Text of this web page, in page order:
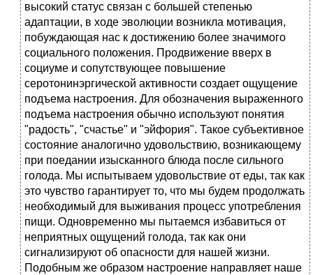
высокий статус связан с большей степенью
адаптации, в ходе эволюции возникла мотивация,
побуждающая нас к достижению более значимого
социального положения. Продвижение вверх в
социуме и сопутствующее повышение
серотонинэргической активности создает ощущение
подъема настроения. Для обозначения выраженного
подъема настроения обычно используют понятия
"радость", "счастье" и "эйфория". Такое субъективное
состояние аналогично удовольствию, возникающему
при поедании изысканного блюда после сильного
голода. Мы испытываем удовольствие от еды, так как
это чувство гарантирует то, что мы будем продолжать
необходимый для выживания процесс употребления
пищи. Одновременно мы пытаемся избавиться от
неприятных ощущений голода, так как они
сигнализируют об опасности для нашей жизни.
Подобным же образом настроение направляет наше